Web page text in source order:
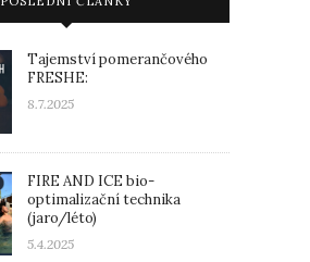
Tajemství pomerančového
FRESHE:
8.7.2025
FIRE AND ICE bio-
optimalizační technika
(jaro/léto)
5.4.2025